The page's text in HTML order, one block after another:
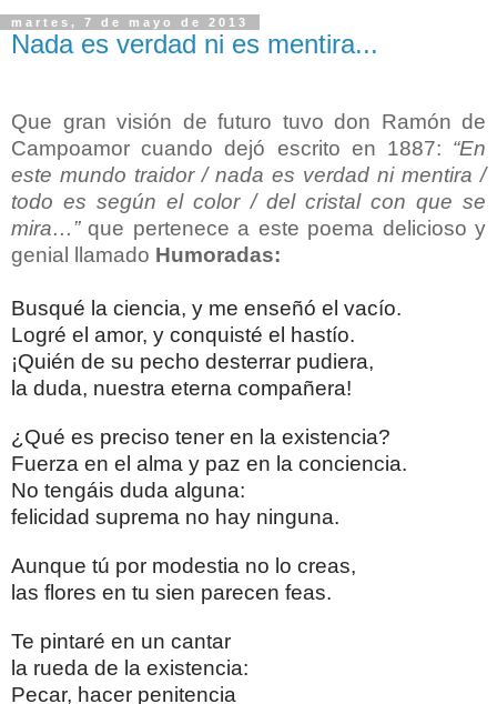
martes, 7 de mayo de 2013
Nada es verdad ni es mentira...
Que gran visión de futuro tuvo don Ramón de
Campoamor cuando dejó escrito en 1887: “En
este mundo traidor / nada es verdad ni mentira /
todo es según el color / del cristal con que se
mira…”que pertenece a este poema delicioso y
genial llamado Humoradas:
Busqué la ciencia, y me enseñó el vacío.
Logré el amor, y conquisté el hastío.
¡Quién de su pecho desterrar pudiera,
la duda, nuestra eterna compañera!
¿Qué es preciso tener en la existencia?
Fuerza en el alma y paz en la conciencia.
No tengáis duda alguna:
felicidad suprema no hay ninguna.
Aunque tú por modestia no lo creas,
las flores en tu sien parecen feas.
Te pintaré en un cantar
la rueda de la existencia:
Pecar, hacer penitencia